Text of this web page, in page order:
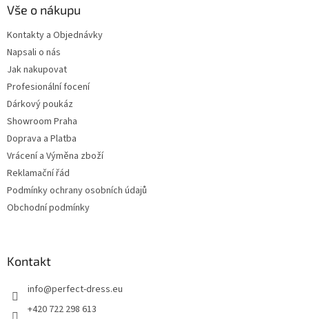
Vše o nákupu
Kontakty a Objednávky
Napsali o nás
Jak nakupovat
Profesionální focení
Dárkový poukáz
Showroom Praha
Doprava a Platba
Vrácení a Výměna zboží
Reklamační řád
Podmínky ochrany osobních údajů
Obchodní podmínky
Kontakt
info@perfect-dress.eu
+420 722 298 613